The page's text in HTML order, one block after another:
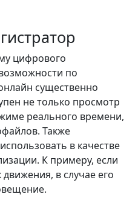
цифрового
по
существенно
не только просмотр
реального времени,
Также
в качестве
К примеру, если
в случае его